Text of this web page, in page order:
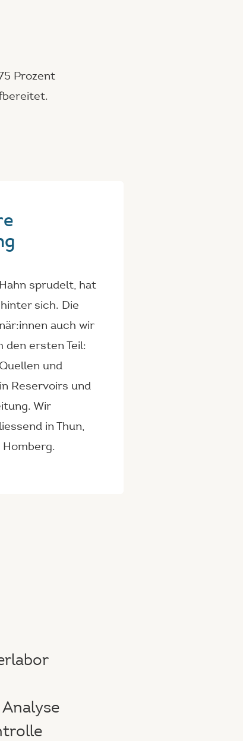
Prozent
sprudelt, hat
sich. Die
auch wir
den ersten Teil:
und
Reservoirs und
Wir
in Thun,
Homberg.